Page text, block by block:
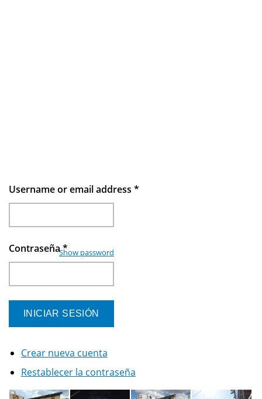
Username or email address *
Contraseña*
Show password
Crear nueva cuenta
Restablecer la contraseña